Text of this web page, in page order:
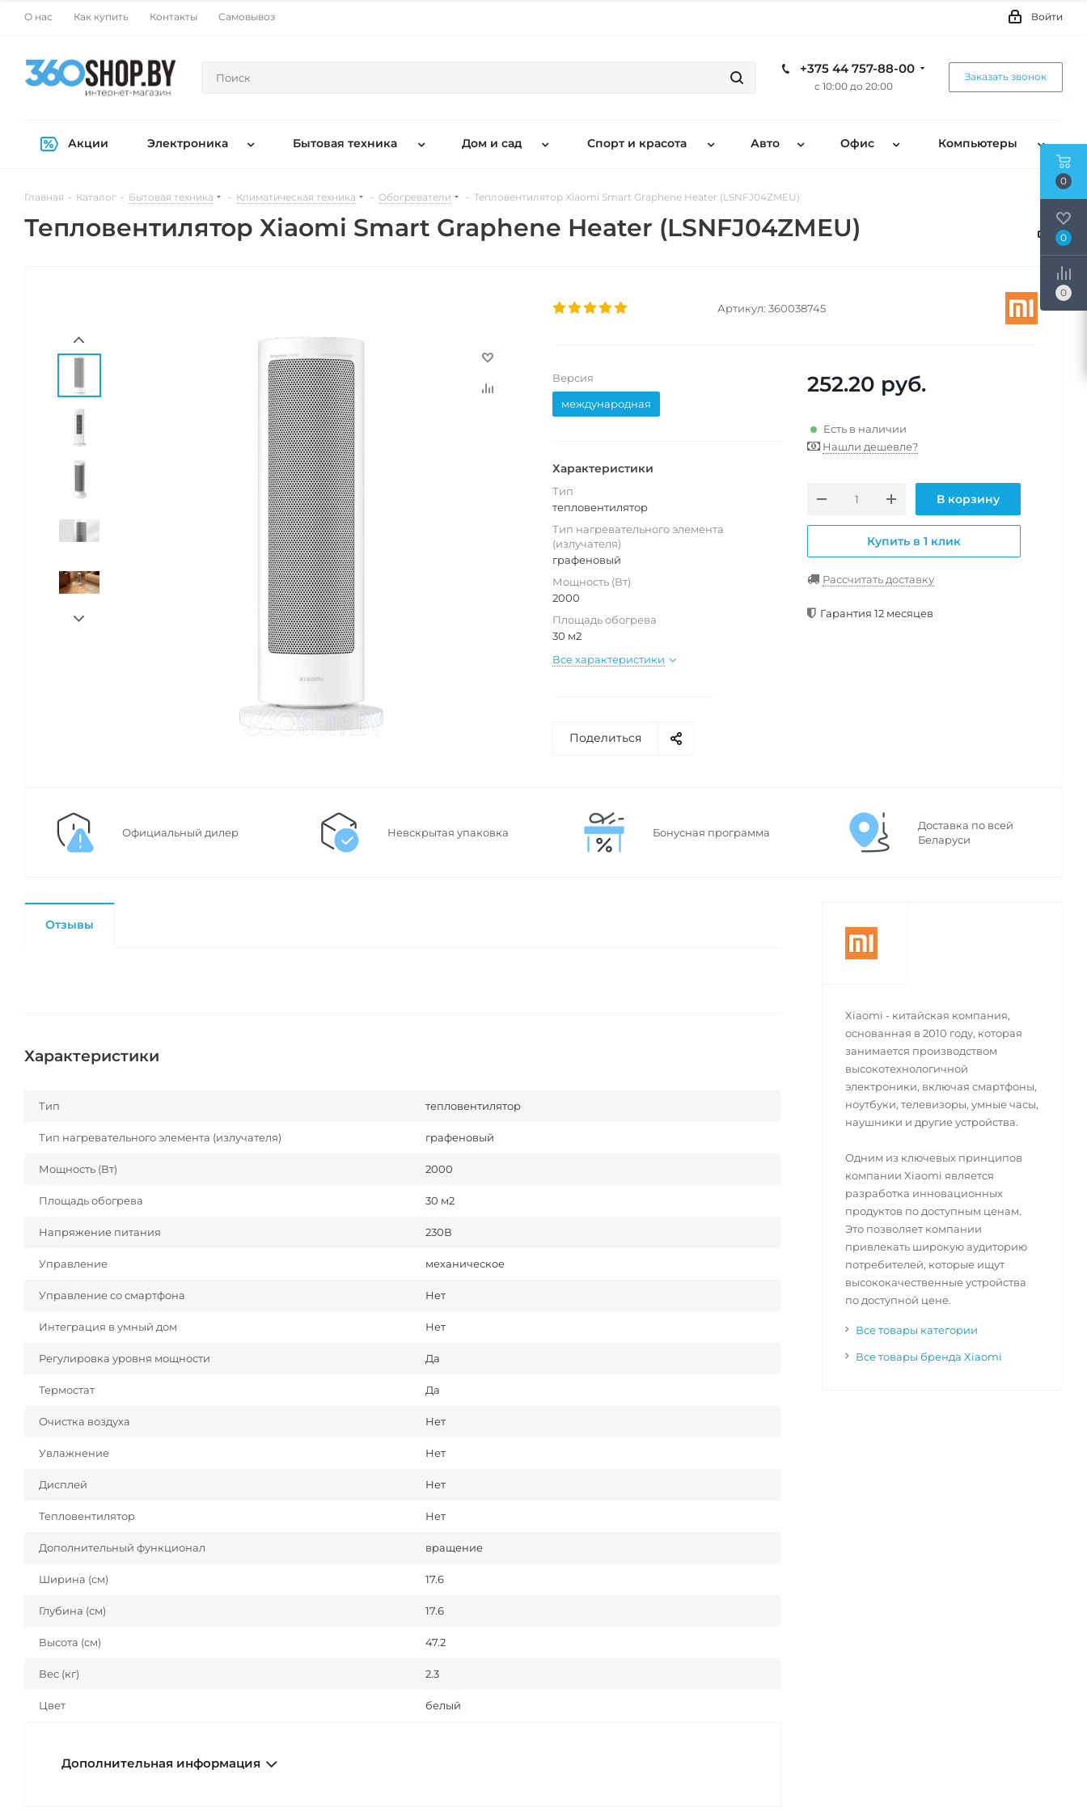
О нас Как купить Контакты Самовывоз Войти
+375 44 757-88-00
с 10:00 до 20:00
Заказать звонок
Акции Электроника Бытовая техника Дом и сад Спорт и красота Авто Офис Компьютеры
Главная - Каталог - Бытовая техника - Климатическая техника - Обогреватели - Тепловентилятор Xiaomi Smart Graphene Heater (LSNFJ04ZMEU)
Тепловентилятор Xiaomi Smart Graphene Heater (LSNFJ04ZMEU)
Артикул: 360038745
Версия
международная
Характеристики
Тип
тепловентилятор
Тип нагревательного элемента
(излучателя)
графеновый
Мощность (Вт)
2000
Площадь обогрева
30 м2
Все характеристики
252.20 руб.
Есть в наличии
Нашли дешевле?
В корзину
Купить в 1 клик
Рассчитать доставку
Гарантия 12 месяцев
Поделиться
Официальный дилер Невскрытая упаковка Бонусная программа
Доставка по всей
Беларуси
Отзывы
Характеристики
Тип тепловентилятор
Тип нагревательного элемента (излучателя) графеновый
Мощность (Вт) 2000
Площадь обогрева 30 м2
Напряжение питания 230В
Управление механическое
Управление со смартфона Нет
Интеграция в умный дом Нет
Регулировка уровня мощности Да
Термостат Да
Очистка воздуха Нет
Увлажнение Нет
Дисплей Нет
Тепловентилятор Нет
Дополнительный функционал вращение
Ширина (см) 17.6
Глубина (см) 17.6
Высота (см) 47.2
Вес (кг) 2.3
Цвет белый
Дополнительная информация
Xiaomi - китайская компания,
основанная в 2010 году, которая
занимается производством
высокотехнологичной
электроники, включая смартфоны,
ноутбуки, телевизоры, умные часы,
наушники и другие устройства.
Одним из ключевых принципов
компании Xiaomi является
разработка инновационных
продуктов по доступным ценам.
Это позволяет компании
привлекать широкую аудиторию
потребителей, которые ищут
высококачественные устройства
по доступной цене.
Все товары категории
Все товары бренда Xiaomi
0
0
0